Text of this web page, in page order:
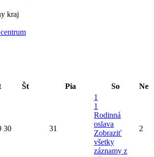
kraj
Št Pia So Ne
30 31
1
1
Rodinná
oslava
Zobraziť
všetky
záznamy z
2